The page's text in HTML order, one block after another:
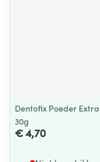
Dentofix Poeder
30g
€ 4,70